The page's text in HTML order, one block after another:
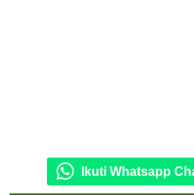
Ikuti Whatsapp